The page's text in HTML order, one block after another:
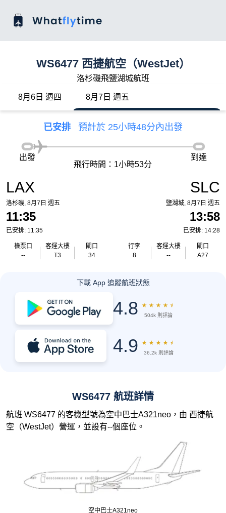
WS6477 西捷航空（WestJet）
洛杉磯飛鹽湖城航班
8月6日 週四 8月7日 週五
已安排 預計於 25小時48分內出發
LAX
洛杉磯, 8月7日 週五
11:35
已安排: 11:35
檢票口
--
客運大樓
T3
閘口
34
出發
飛行時間：1小時53分
到達
SLC
鹽湖城, 8月7日 週五
13:58
已安排: 14:28
行李
8
客運大樓
--
閘口
A27
下載 App 追蹤航班狀態
4.8 ★ ★ ★ ★ ★
504k 則評論
4.9 ★ ★ ★ ★ ★
36.2k 則評論
WS6477 航班詳情
航班 WS6477 的客機型號為空中巴士A321neo，由 西捷航
空（WestJet）營運，並設有--個座位。
空中巴士A321neo